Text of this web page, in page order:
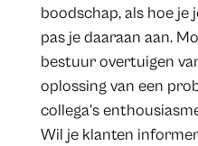
boodschap, als hoe je
pas je daaraan aan.
bestuur overtuigen
oplossing van een
collega’s
Wil je klanten